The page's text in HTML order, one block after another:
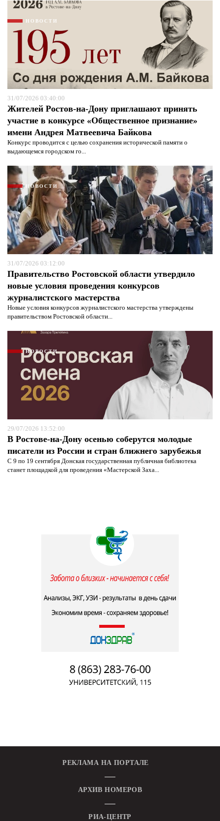
НОВОСТИ
31/07/2026 03:40:00
Жителей Ростов-на-Дону приглашают принять
участие в конкурсе «Общественное признание»
имени Андрея Матвеевича Байкова
Конкурс проводится с целью сохранения исторической памяти о
выдающемся городском го...
НОВОСТИ
31/07/2026 03:12:00
Правительство Ростовской области утвердило
новые условия проведения конкурсов
журналистского мастерства
Новые условия конкурсов журналистского мастерства утверждены
правительством Ростовской области...
НОВОСТИ
29/07/2026 13:52:00
В Ростове-на-Дону осенью соберутся молодые
писатели из России и стран ближнего зарубежья
С 9 по 19 сентября Донская государственная публичная библиотека
станет площадкой для проведения «Мастерской Заха...
Я согласен сполитикой конфиденциальности и
защиты информации*
РЕКЛАМА НА ПОРТАЛЕ
АРХИВ НОМЕРОВ
РИА-ЦЕНТР
Я согласен сполитикой конфиденциальности и